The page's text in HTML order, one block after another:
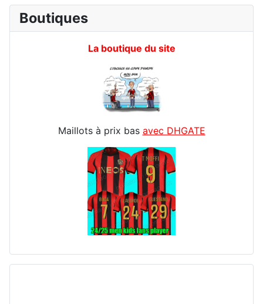
Boutiques
La boutique du site
Maillots à prix bas avec DHGATE